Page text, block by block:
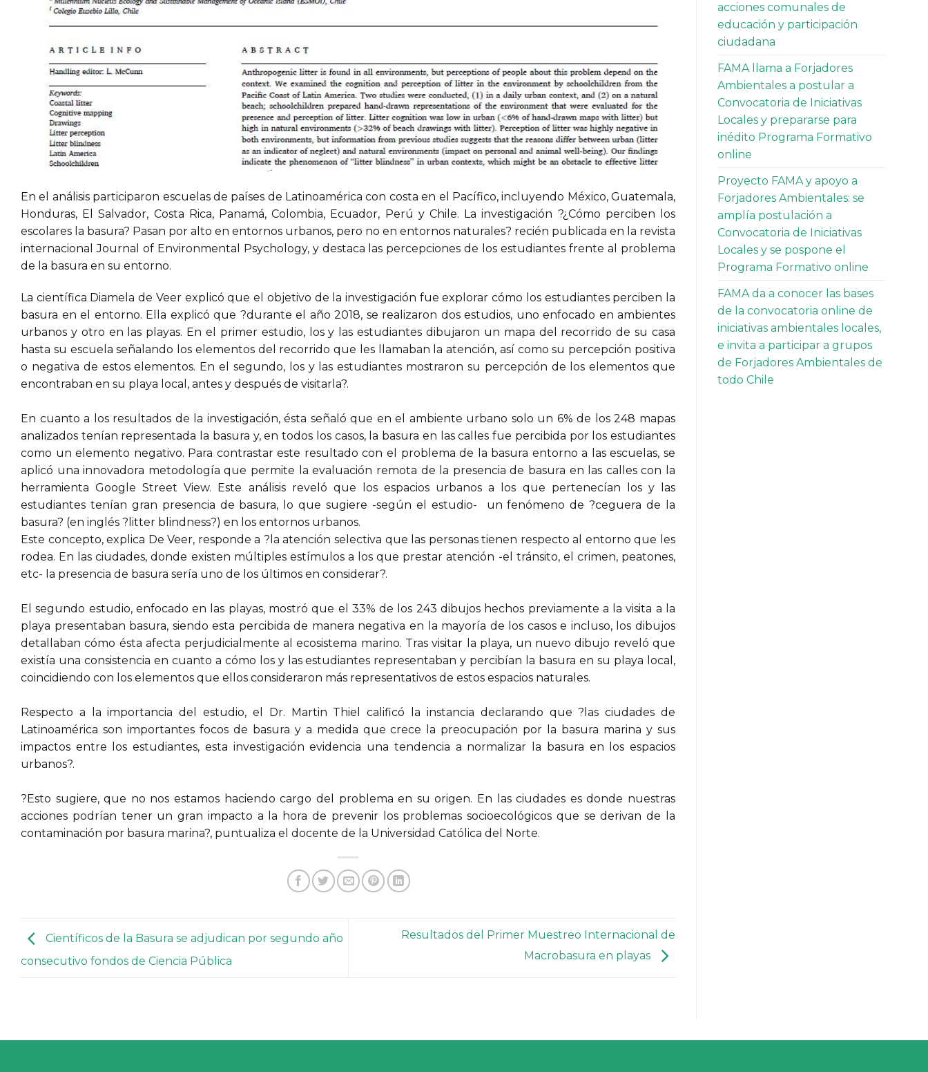
En el análisis participaron escuelas de países de Latinoamérica con costa en el Pacífico, incluyendo México, Guatemala,
Honduras, El Salvador, Costa Rica, Panamá, Colombia, Ecuador, Perú y Chile. La investigación ?¿Cómo perciben los
escolares la basura? Pasan por alto en entornos urbanos, pero no en entornos naturales? recién publicada en la revista
internacional Journal of Environmental Psychology, y destaca las percepciones de los estudiantes frente al problema
de la basura en su entorno.
La científica Diamela de Veer explicó que el objetivo de la investigación fue explorar cómo los estudiantes perciben la
basura en el entorno. Ella explicó que ?durante el año 2018, se realizaron dos estudios, uno enfocado en ambientes
urbanos y otro en las playas. En el primer estudio, los y las estudiantes dibujaron un mapa del recorrido de su casa
hasta su escuela señalando los elementos del recorrido que les llamaban la atención, así como su percepción positiva
o negativa de estos elementos. En el segundo, los y las estudiantes mostraron su percepción de los elementos que
encontraban en su playa local, antes y después de visitarla?.
En cuanto a los resultados de la investigación, ésta señaló que en el ambiente urbano solo un 6% de los 248 mapas
analizados tenían representada la basura y, en todos los casos, la basura en las calles fue percibida por los estudiantes
como un elemento negativo. Para contrastar este resultado con el problema de la basura entorno a las escuelas, se
aplicó una innovadora metodología que permite la evaluación remota de la presencia de basura en las calles con la
herramienta Google Street View. Este análisis reveló que los espacios urbanos a los que pertenecían los y las
estudiantes tenían gran presencia de basura, lo que sugiere -según el estudio- un fenómeno de ?ceguera de la
basura? (en inglés ?litter blindness?) en los entornos urbanos.
Este concepto, explica De Veer, responde a ?la atención selectiva que las personas tienen respecto al entorno que les
rodea. En las ciudades, donde existen múltiples estímulos a los que prestar atención -el tránsito, el crimen, peatones,
etc- la presencia de basura sería uno de los últimos en considerar?.
El segundo estudio, enfocado en las playas, mostró que el 33% de los 243 dibujos hechos previamente a la visita a la
playa presentaban basura, siendo esta percibida de manera negativa en la mayoría de los casos e incluso, los dibujos
detallaban cómo ésta afecta perjudicialmente al ecosistema marino. Tras visitar la playa, un nuevo dibujo reveló que
existía una consistencia en cuanto a cómo los y las estudiantes representaban y percibían la basura en su playa local,
coincidiendo con los elementos que ellos consideraron más representativos de estos espacios naturales.
Respecto a la importancia del estudio, el Dr. Martin Thiel calificó la instancia declarando que ?las ciudades de
Latinoamérica son importantes focos de basura y a medida que crece la preocupación por la basura marina y sus
impactos entre los estudiantes, esta investigación evidencia una tendencia a normalizar la basura en los espacios
urbanos?.
?Esto sugiere, que no nos estamos haciendo cargo del problema en su origen. En las ciudades es donde nuestras
acciones podrían tener un gran impacto a la hora de prevenir los problemas socioecológicos que se derivan de la
contaminación por basura marina?, puntualiza el docente de la Universidad Católica del Norte.
Científicos de la Basura se adjudican por segundo año
consecutivo fondos de Ciencia Pública
Resultados del Primer Muestreo Internacional de
Macrobasura en playas
acciones comunales de
educación y participación
ciudadana
FAMA llama a Forjadores
Ambientales a postular a
Convocatoria de Iniciativas
Locales y prepararse para
inédito Programa Formativo
online
Proyecto FAMA y apoyo a
Forjadores Ambientales: se
amplía postulación a
Convocatoria de Iniciativas
Locales y se pospone el
Programa Formativo online
FAMA da a conocer las bases
de la convocatoria online de
iniciativas ambientales locales,
e invita a participar a grupos
de Forjadores Ambientales de
todo Chile